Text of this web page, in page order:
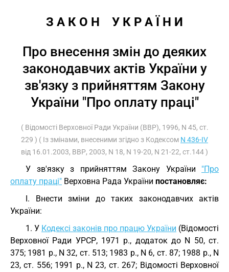
З А К О Н    У К Р А Ї Н И
Про внесення змін до деяких
законодавчих актів України у
зв'язку з прийняттям Закону
України "Про оплату праці"
( Відомості Верховної Ради України (ВВР), 1996, N 45, ст.
229 ) ( Із змінами, внесеними згідно з Кодексом N 436-IV
від 16.01.2003, ВВР, 2003, N 18, N 19-20, N 21-22, ст.144 )
У зв'язку з прийняттям Закону України "Про
оплату праці" Верховна Рада України постановляє:
I. Внести зміни до таких законодавчих актів
України:
1. У Кодексі законів про працю України (Відомості
Верховної Ради УРСР, 1971 р., додаток до N 50, ст.
375; 1981 р., N 32, ст. 513; 1983 р., N 6, ст. 87; 1988 р., N
23, ст. 556; 1991 р., N 23, ст. 267; Відомості Верховної